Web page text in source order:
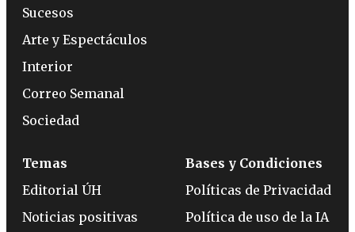
Sucesos
Arte y Espectáculos
Interior
Correo Semanal
Sociedad
Temas
Editorial ÚH
Noticias positivas
Bases y Condiciones
Políticas de Privacidad
Política de uso de la IA